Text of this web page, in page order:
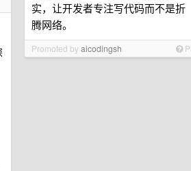
实，让开发者专注写代码而不是折
腾网络。
Promoted byaicodingsh